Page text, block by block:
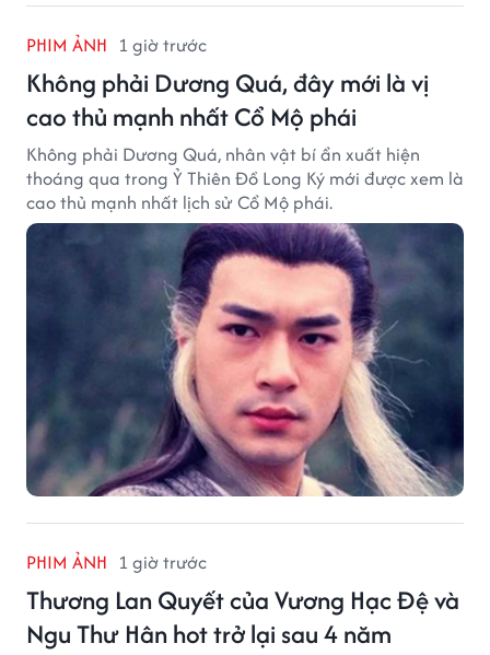
PHIM ẢNH 1 giờ trước
Không phải Dương Quá, đây mới là vị
cao thủ mạnh nhất Cổ Mộ phái
Không phải Dương Quá, nhân vật bí ẩn xuất hiện
thoáng qua trong Ỷ Thiên Đồ Long Ký mới được xem là
cao thủ mạnh nhất lịch sử Cổ Mộ phái.
PHIM ẢNH 1 giờ trước
Thương Lan Quyết của Vương Hạc Đệ và
Ngu Thư Hân hot trở lại sau 4 năm